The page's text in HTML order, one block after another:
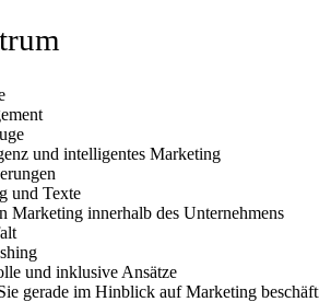
und intelligentes Marketing
und Texte
Marketing innerhalb des Unternehmens
und inklusive Ansätze
gerade im Hinblick auf Marketing